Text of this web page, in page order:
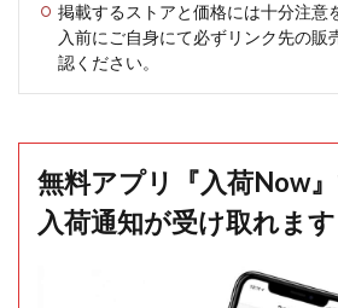
掲載するストアと価格には十分注意
入前にご自身にて必ずリンク先の販
認ください。
無料アプリ『入荷Now
入荷通知が受け取れます